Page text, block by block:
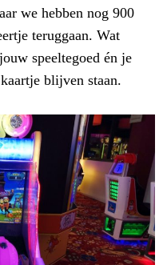
we hebben nog 900
teruggaan. Wat
speeltegoed én je
blijven staan.